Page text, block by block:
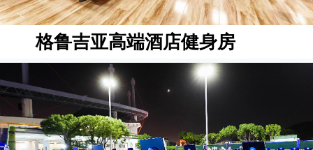
格鲁吉亚高端酒店健身房